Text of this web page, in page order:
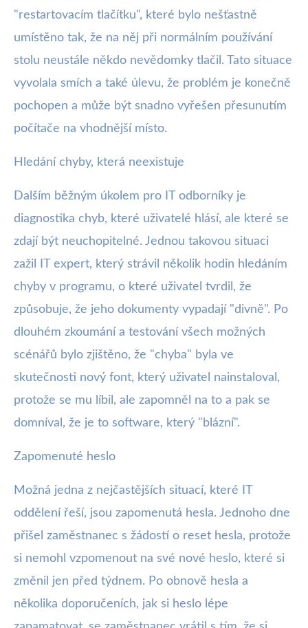
"restartovacím tlačítku", které bylo nešťastně
umístěno tak, že na něj při normálním používání
stolu neustále někdo nevědomky tlačil. Tato situace
vyvolala smích a také úlevu, že problém je konečně
pochopen a může být snadno vyřešen přesunutím
počítače na vhodnější místo.
Hledání chyby, která neexistuje
Dalším běžným úkolem pro IT odborníky je
diagnostika chyb, které uživatelé hlásí, ale které se
zdají být neuchopitelné. Jednou takovou situaci
zažil IT expert, který strávil několik hodin hledáním
chyby v programu, o které uživatel tvrdil, že
způsobuje, že jeho dokumenty vypadají "divně". Po
dlouhém zkoumání a testování všech možných
scénářů bylo zjištěno, že "chyba" byla ve
skutečnosti nový font, který uživatel nainstaloval,
protože se mu líbil, ale zapomněl na to a pak se
domníval, že je to software, který "blázní".
Zapomenuté heslo
Možná jedna z nejčastějších situací, které IT
oddělení řeší, jsou zapomenutá hesla. Jednoho dne
přišel zaměstnanec s žádostí o reset hesla, protože
si nemohl vzpomenout na své nové heslo, které si
změnil jen před týdnem. Po obnově hesla a
několika doporučeních, jak si heslo lépe